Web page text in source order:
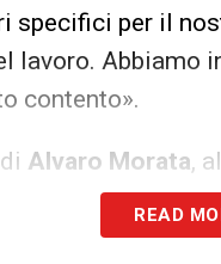
specifici per il
lavoro. Abbiamo
contento».
Alvaro Morata,
di una cosa
READ